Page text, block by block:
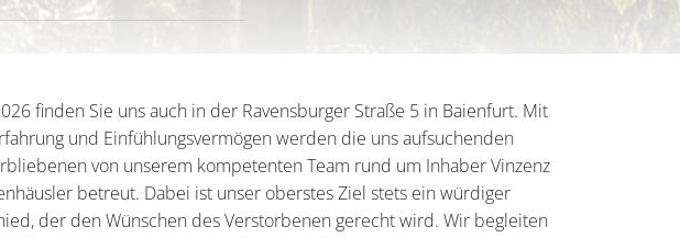
finden Sie uns auch in der Ravensburger Straße 5 in Baienfurt. Mit
und Einfühlungsvermögen werden die uns aufsuchenden
von unserem kompetenten Team rund um Inhaber Vinzenz
betreut. Dabei ist unser oberstes Ziel stets ein würdiger
der den Wünschen des Verstorbenen gerecht wird. Wir begleiten